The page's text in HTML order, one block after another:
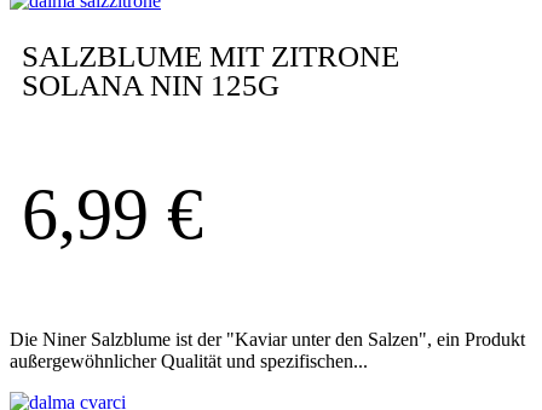
SALZBLUME MIT ZITRONE
SOLANA NIN 125G
6,99 €
Die Niner Salzblume ist der "Kaviar unter den Salzen", ein Produkt
außergewöhnlicher Qualität und spezifischen...